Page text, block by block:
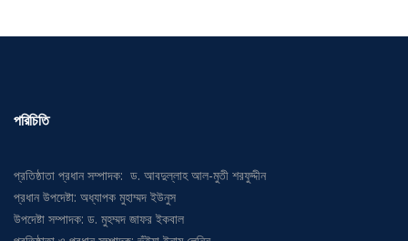
পরিচিতি
প্রতিষ্ঠাতা প্রধান সম্পাদক: ড. আবদুল্লাহ আল-মুতী শরফুদ্দীন
প্রধান উপদেষ্টা: অধ্যাপক মুহাম্মদ ইউনুস
উপদেষ্টা সম্পাদক: ড. মুহম্মদ জাফর ইকবাল